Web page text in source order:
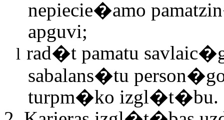
nepiecie�amo
apguvi;
l rad�t pamatu
sabalans�tu
turpm�ko izgl�t�bu.